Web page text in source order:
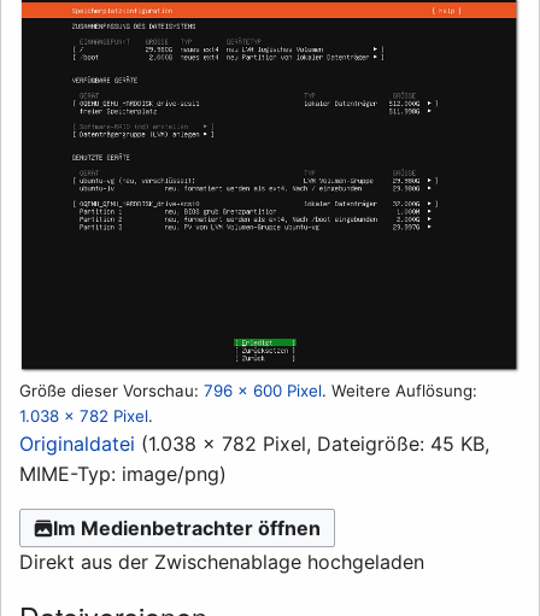
Größe dieser Vorschau: 796 × 600 Pixel. Weitere Auflösung:
1.038 × 782 Pixel.
Originaldatei (1.038 × 782 Pixel, Dateigröße: 45 KB,
MIME-Typ: image/png)
Im Medienbetrachter öffnen
Direkt aus der Zwischenablage hochgeladen